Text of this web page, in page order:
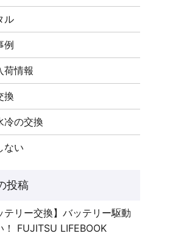
ル
例
荷情報
換
冷の交換
ない
テリー交換】バッテリー駆動
！ FUJITSU LIFEBOOK